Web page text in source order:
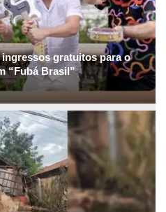
gratuitos para o
“Fubá Brasil”